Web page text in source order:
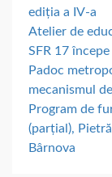
ediția a IV-a
Atelier de
SFR 17
Padoc
mecanismul
Program de
(parțial),
Bârnova